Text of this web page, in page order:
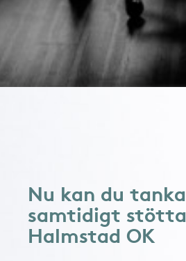
Nu kan du
samtidigt stötta
Halmstad OK